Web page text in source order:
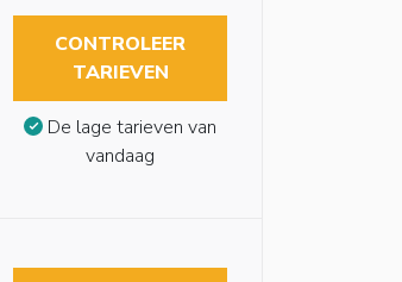
CONTROLEER
TARIEVEN
De lage tarieven van
vandaag